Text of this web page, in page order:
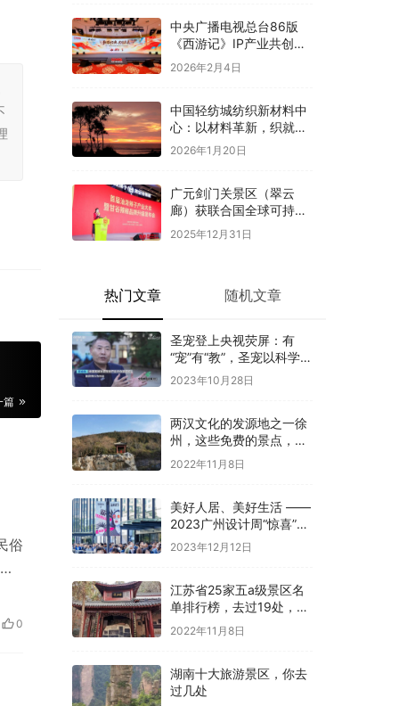
篇
俗
0
中央广播电视总台86版
《西游记》IP产业共创大
会在京举办
2026年2月4日
中国轻纺城纺织新材料中
心：以材料革新，织就全
球纺织未来新图景
2026年1月20日
广元剑门关景区（翠云
廊）获联合国全球可持续
“地球家园”范例奖
2025年12月31日
热门文章 随机文章
圣宠登上央视荧屏：有
“宠”有“教”，圣宠以科学训
导开启全新养宠体验
2023年10月28日
两汉文化的发源地之一徐
州，这些免费的景点，你
是否都去过
2022年11月8日
美好人居、美好生活 ——
2023广州设计周“惊喜”开
幕
2023年12月12日
江苏省25家五a级景区名
单排行榜，去过19处，才
算真正游过江苏
2022年11月8日
湖南十大旅游景区，你去
过几处